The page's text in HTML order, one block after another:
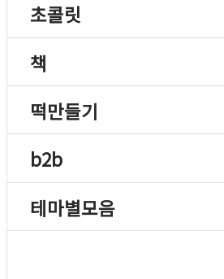
초콜릿
책
떡만들기
b2b
테마별모음